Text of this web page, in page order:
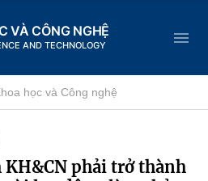
VÀ CÔNG NGHỆ
AND TECHNOLOGY
học và Công nghệ
KH&CN phải trở thành